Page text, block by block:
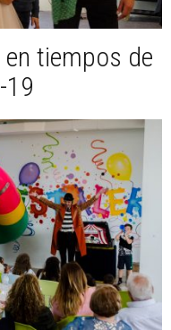
tiempos de
19